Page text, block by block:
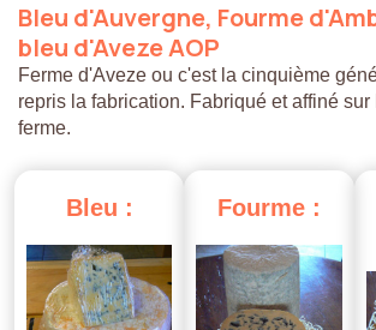
Bleu d'Auvergne, Fourme
bleu d'AvezeAOP
Ferme d'Aveze ou c'est la cinquième
repris la fabrication. Fabriqué et affiné sur
ferme.
Bleu : Fourme :